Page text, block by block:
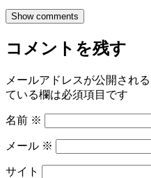
Show comments
コメントを残す
メールアドレスが公開され
ている欄は必須項目です
名前 ※
メール ※
サイト